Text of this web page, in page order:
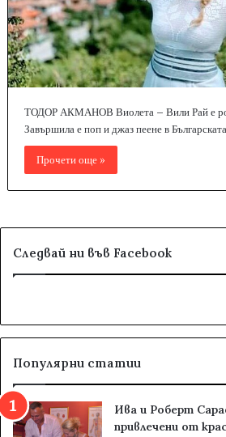
ТОДОР АКМАНОВ Виолета – Вили Рай е
Завършила е поп и джаз пеене в
Прочети още »
Следвай ни във Facebook
Популярни статии
Ива и Роберт
привлечени от